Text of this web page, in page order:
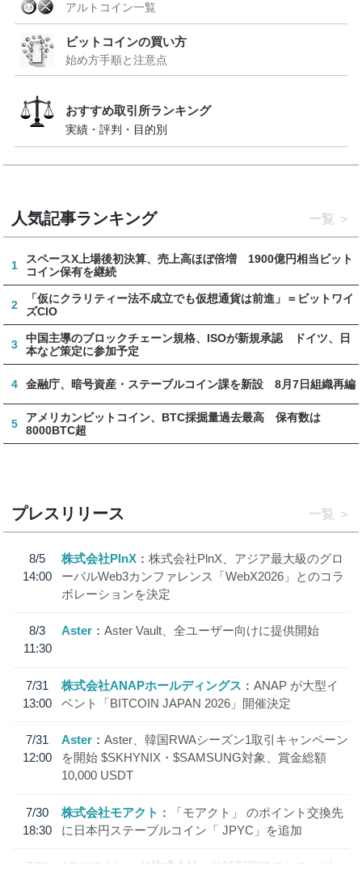
アルトコイン一覧
ビットコインの買い方
始め方手順と注意点
おすすめ取引所ランキング
実績・評判・目的別
人気記事ランキング 一覧
1
スペースX上場後初決算、売上高ほぼ倍増 1900億円相当ビット
コイン保有を継続
2
「仮にクラリティー法不成立でも仮想通貨は前進」＝ビットワイ
ズCIO
3
中国主導のブロックチェーン規格、ISOが新規承認 ドイツ、日
本など策定に参加予定
4 金融庁、暗号資産・ステーブルコイン課を新設 8月7日組織再編
5
アメリカンビットコイン、BTC採掘量過去最高 保有数は
8000BTC超
プレスリリース 一覧
8/5
14:00
株式会社PlnX
株式会社PlnX、アジア最大級のグロ
ーバルWeb3カンファレンス「WebX2026」とのコラ
ボレーションを決定
8/3
11:30
Aster Aster Vault、全ユーザー向けに提供開始
7/31
13:00
株式会社ANAPホールディングス
ANAP が大型イ
ベント「BITCOIN JAPAN 2026」開催決定
7/31
12:00
Aster
Aster、韓国RWAシーズン1取引キャンペーン
を開始 $SKHYNIX・$SAMSUNG対象、賞金総額
10,000 USDT
7/30
18:30
株式会社モアクト
「モアクト」 のポイント交換先
に日本円ステーブルコイン「 JPYC」を追加
7/29
SBI VCトレード株式会社
信託型円建てステーブル